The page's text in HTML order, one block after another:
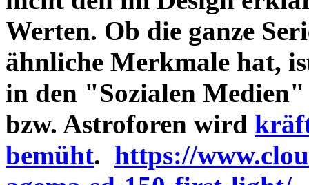
Werten. Ob die ganze
ähnliche Merkmale hat,
in den "Sozialen Medien"
bzw. Astroforen wird
bemüht. https://